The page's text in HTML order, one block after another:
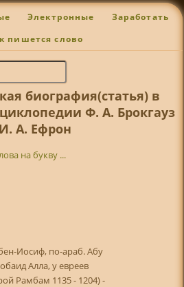
Электронные Заработать
пишется слово
биография(статья) в
Ф. А. Брокгауз
А. Ефрон
на букву ...
Иосиф, по-араб. Абу
Алла, у евреев
Рамбам 1135 - 1204) -